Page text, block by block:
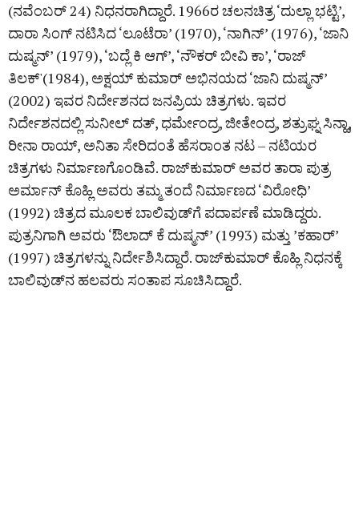
(ನವೆಂಬರ್‌ 24) ನಿಧನರಾಗಿದ್ದಾರೆ. 1966ರ ಚಲನಚಿತ್ರ ‘ದುಲ್ಲಾ ಭಟ್ಟಿ’,
ದಾರಾ ಸಿಂಗ್ ನಟಿಸಿದ ‘ಲೂಟೆರಾ’ (1970), ‘ನಾಗಿನ್’ (1976), ‘ಜಾನಿ
ದುಷ್ಮನ್’ (1979), ‘ಬದ್ಲೆ ಕಿ ಆಗ್’, ‘ನೌಕರ್ ಬೀವಿ ಕಾ’, ‘ರಾಜ್
ತಿಲಕ್'(1984), ಅಕ್ಷಯ್‌ ಕುಮಾರ್ ಅಭಿನಯದ ‘ಜಾನಿ ದುಷ್ಮನ್’
(2002) ಇವರ ನಿರ್ದೇಶನದ ಜನಪ್ರಿಯ ಚಿತ್ರಗಳು. ಇವರ
ನಿರ್ದೇಶನದಲ್ಲಿ ಸುನೀಲ್ ದತ್, ಧರ್ಮೇಂದ್ರ, ಜೀತೇಂದ್ರ, ಶತ್ರುಘ್ನ ಸಿನ್ಹಾ,
ರೀನಾ ರಾಯ್, ಅನಿತಾ ಸೇರಿದಂತೆ ಹೆಸರಾಂತ ನಟ – ನಟಿಯರ
ಚಿತ್ರಗಳು ನಿರ್ಮಾಣಗೊಂಡಿವೆ. ರಾಜ್‌ಕುಮಾರ್ ಅವರ ತಾರಾ ಪುತ್ರ
ಅರ್ಮಾನ್ ಕೊಹ್ಲಿ ಅವರು ತಮ್ಮ ತಂದೆ ನಿರ್ಮಾಣದ ‘ವಿರೋಧಿ’
(1992) ಚಿತ್ರದ ಮೂಲಕ ಬಾಲಿವುಡ್‌ಗೆ ಪದಾರ್ಪಣೆ ಮಾಡಿದ್ದರು.
ಪುತ್ರನಿಗಾಗಿ ಅವರು ‘ಔಲಾದ್ ಕೆ ದುಷ್ಮನ್’ (1993) ಮತ್ತು ʼಕಹಾರ್ʼ
(1997) ಚಿತ್ರಗಳನ್ನು ನಿರ್ದೇಶಿಸಿದ್ದಾರೆ. ರಾಜ್‌ಕುಮಾರ್‌ ಕೊಹ್ಲಿ ನಿಧನಕ್ಕೆ
ಬಾಲಿವುಡ್‌ನ ಹಲವರು ಸಂತಾಪ ಸೂಚಿಸಿದ್ದಾರೆ.